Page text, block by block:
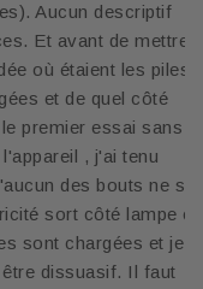
Aucun descriptif
Et avant de mettre
où étaient les piles
et de quel côté
premier essai sans
, j'ai tenu
des bouts ne se
sort côté lampe et
sont chargées et je
être dissuasif. Il faut